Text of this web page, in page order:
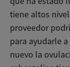
tiene altos
proveedor
para ayudarle
nuevo la